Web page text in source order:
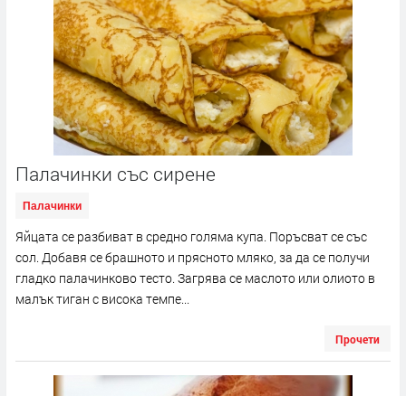
Палачинки със сирене
Палачинки
Яйцата се разбиват в средно голяма купа. Поръсват се със
сол. Добавя се брашното и прясното мляко, за да се получи
гладко палачинково тесто. Загрява се маслото или олиото в
малък тиган с висока темпе...
Прочети